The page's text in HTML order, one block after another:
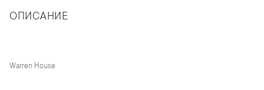
ОПИСАНИЕ
Warren House